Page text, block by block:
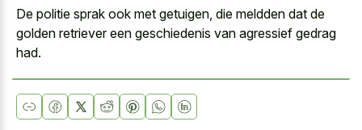
De politie sprak ook met getuigen, die meldden dat de
golden retriever een geschiedenis van agressief gedrag
had.